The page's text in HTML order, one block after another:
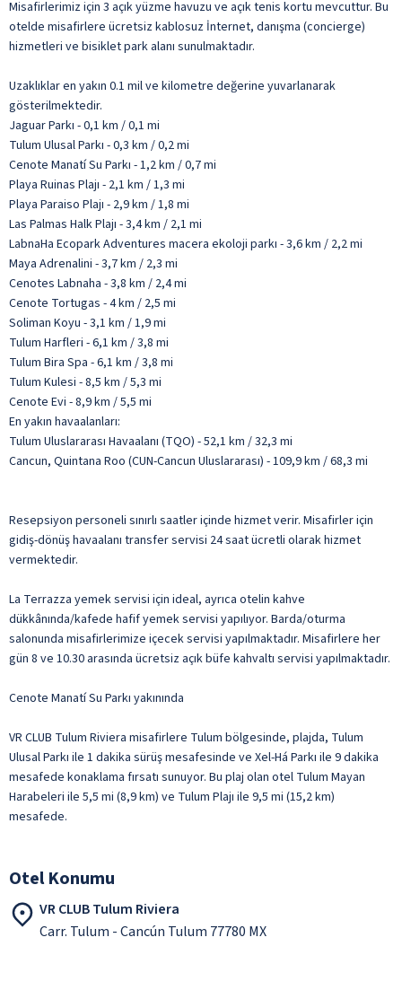
Misafirlerimiz için 3 açık yüzme havuzu ve açık tenis kortu mevcuttur. Bu
otelde misafirlere ücretsiz kablosuz İnternet, danışma (concierge)
hizmetleri ve bisiklet park alanı sunulmaktadır.
Uzaklıklar en yakın 0.1 mil ve kilometre değerine yuvarlanarak
gösterilmektedir.
Jaguar Parkı - 0,1 km / 0,1 mi
Tulum Ulusal Parkı - 0,3 km / 0,2 mi
Cenote Manatí Su Parkı - 1,2 km / 0,7 mi
Playa Ruinas Plajı - 2,1 km / 1,3 mi
Playa Paraiso Plajı - 2,9 km / 1,8 mi
Las Palmas Halk Plajı - 3,4 km / 2,1 mi
LabnaHa Ecopark Adventures macera ekoloji parkı - 3,6 km / 2,2 mi
Maya Adrenalini - 3,7 km / 2,3 mi
Cenotes Labnaha - 3,8 km / 2,4 mi
Cenote Tortugas - 4 km / 2,5 mi
Soliman Koyu - 3,1 km / 1,9 mi
Tulum Harfleri - 6,1 km / 3,8 mi
Tulum Bira Spa - 6,1 km / 3,8 mi
Tulum Kulesi - 8,5 km / 5,3 mi
Cenote Evi - 8,9 km / 5,5 mi
En yakın havaalanları:
Tulum Uluslararası Havaalanı (TQO) - 52,1 km / 32,3 mi
Cancun, Quintana Roo (CUN-Cancun Uluslararası) - 109,9 km / 68,3 mi
Resepsiyon personeli sınırlı saatler içinde hizmet verir. Misafirler için
gidiş-dönüş havaalanı transfer servisi 24 saat ücretli olarak hizmet
vermektedir.
La Terrazza yemek servisi için ideal, ayrıca otelin kahve
dükkânında/kafede hafif yemek servisi yapılıyor. Barda/oturma
salonunda misafirlerimize içecek servisi yapılmaktadır. Misafirlere her
gün 8 ve 10.30 arasında ücretsiz açık büfe kahvaltı servisi yapılmaktadır.
Cenote Manatí Su Parkı yakınında
VR CLUB Tulum Riviera misafirlere Tulum bölgesinde, plajda, Tulum
Ulusal Parkı ile 1 dakika sürüş mesafesinde ve Xel-Há Parkı ile 9 dakika
mesafede konaklama fırsatı sunuyor. Bu plaj olan otel Tulum Mayan
Harabeleri ile 5,5 mi (8,9 km) ve Tulum Plajı ile 9,5 mi (15,2 km)
mesafede.
Otel Konumu
VR CLUB Tulum Riviera
Carr. Tulum - Cancún Tulum 77780 MX